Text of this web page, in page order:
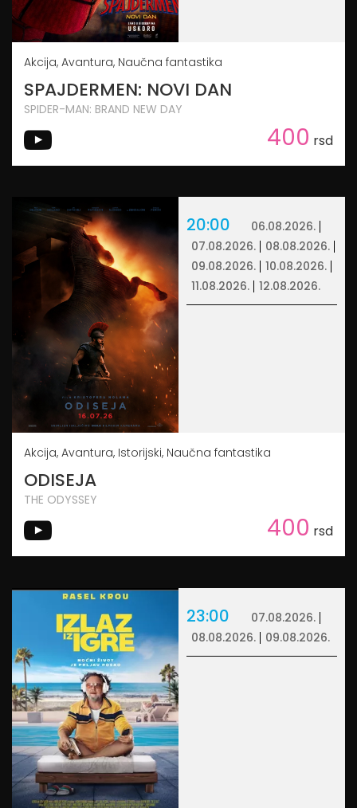
Akcija, Avantura, Naučna fantastika
SPAJDERMEN: NOVI DAN
SPIDER-MAN: BRAND NEW DAY
400 rsd
20:00
06.08.2026.
07.08.2026.
08.08.2026.
09.08.2026.
10.08.2026.
11.08.2026.
12.08.2026.
Akcija, Avantura, Istorijski, Naučna fantastika
ODISEJA
THE ODYSSEY
400 rsd
23:00
07.08.2026.
08.08.2026.
09.08.2026.